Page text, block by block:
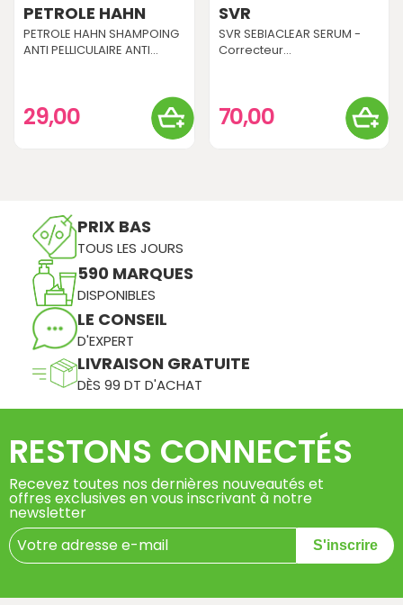
PETROLE HAHN
PETROLE HAHN SHAMPOING
ANTI PELLICULAIRE ANTI...
29,00
SVR
SVR SEBIACLEAR SERUM -
Correcteur...
70,00
PRIX BAS
TOUS LES JOURS
590 MARQUES
DISPONIBLES
LE CONSEIL
D'EXPERT
LIVRAISON GRATUITE
DÈS 99 DT D'ACHAT
RESTONS CONNECTÉS
Recevez toutes nos dernières nouveautés et
offres exclusives en vous inscrivant à notre
newsletter
S'inscrire